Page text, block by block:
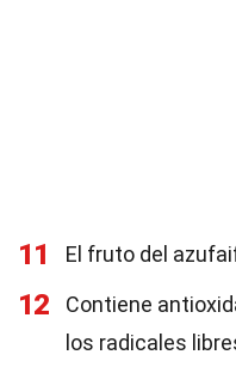
11 El fruto del
12
Contiene
los radicales